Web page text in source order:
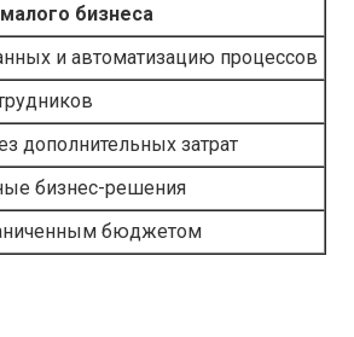
бизнеса
и автоматизацию процессов
дополнительных затрат
бизнес-решения
бюджетом